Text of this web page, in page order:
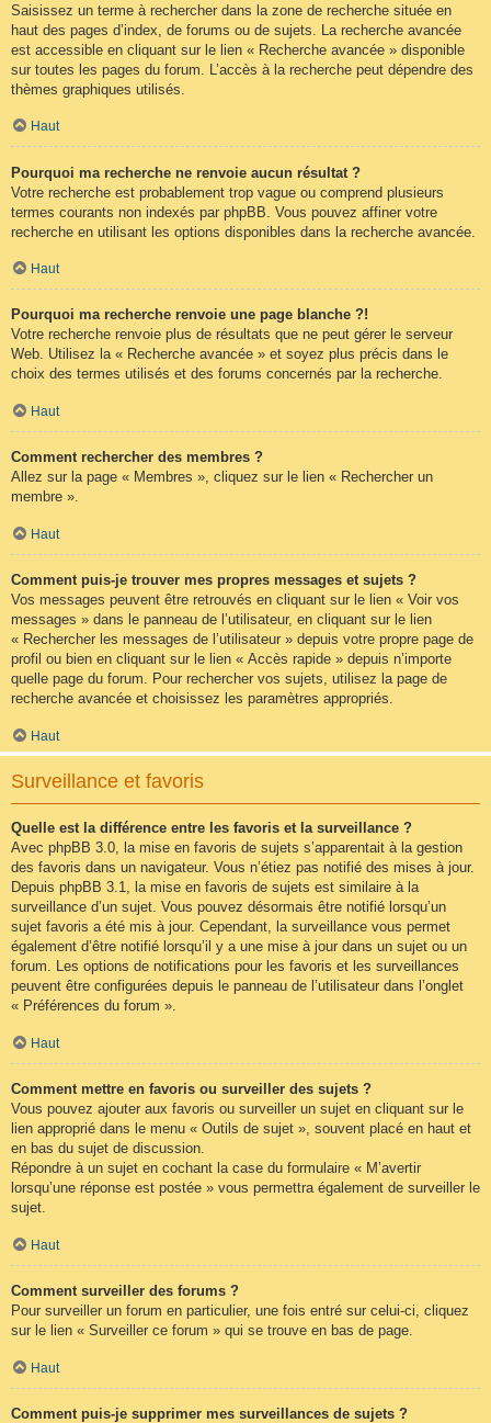
Saisissez un terme à rechercher dans la zone de recherche située en
haut des pages d’index, de forums ou de sujets. La recherche avancée
est accessible en cliquant sur le lien « Recherche avancée » disponible
sur toutes les pages du forum. L’accès à la recherche peut dépendre des
thèmes graphiques utilisés.
Haut
Pourquoi ma recherche ne renvoie aucun résultat ?
Votre recherche est probablement trop vague ou comprend plusieurs
termes courants non indexés par phpBB. Vous pouvez affiner votre
recherche en utilisant les options disponibles dans la recherche avancée.
Haut
Pourquoi ma recherche renvoie une page blanche ?!
Votre recherche renvoie plus de résultats que ne peut gérer le serveur
Web. Utilisez la « Recherche avancée » et soyez plus précis dans le
choix des termes utilisés et des forums concernés par la recherche.
Haut
Comment rechercher des membres ?
Allez sur la page « Membres », cliquez sur le lien « Rechercher un
membre ».
Haut
Comment puis-je trouver mes propres messages et sujets ?
Vos messages peuvent être retrouvés en cliquant sur le lien « Voir vos
messages » dans le panneau de l’utilisateur, en cliquant sur le lien
« Rechercher les messages de l’utilisateur » depuis votre propre page de
profil ou bien en cliquant sur le lien « Accès rapide » depuis n’importe
quelle page du forum. Pour rechercher vos sujets, utilisez la page de
recherche avancée et choisissez les paramètres appropriés.
Haut
Surveillance et favoris
Quelle est la différence entre les favoris et la surveillance ?
Avec phpBB 3.0, la mise en favoris de sujets s’apparentait à la gestion
des favoris dans un navigateur. Vous n’étiez pas notifié des mises à jour.
Depuis phpBB 3.1, la mise en favoris de sujets est similaire à la
surveillance d’un sujet. Vous pouvez désormais être notifié lorsqu’un
sujet favoris a été mis à jour. Cependant, la surveillance vous permet
également d’être notifié lorsqu’il y a une mise à jour dans un sujet ou un
forum. Les options de notifications pour les favoris et les surveillances
peuvent être configurées depuis le panneau de l’utilisateur dans l’onglet
« Préférences du forum ».
Haut
Comment mettre en favoris ou surveiller des sujets ?
Vous pouvez ajouter aux favoris ou surveiller un sujet en cliquant sur le
lien approprié dans le menu « Outils de sujet », souvent placé en haut et
en bas du sujet de discussion.
Répondre à un sujet en cochant la case du formulaire « M’avertir
lorsqu’une réponse est postée » vous permettra également de surveiller le
sujet.
Haut
Comment surveiller des forums ?
Pour surveiller un forum en particulier, une fois entré sur celui-ci, cliquez
sur le lien « Surveiller ce forum » qui se trouve en bas de page.
Haut
Comment puis-je supprimer mes surveillances de sujets ?